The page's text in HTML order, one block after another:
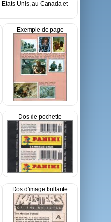
Etats-Unis, au Canada et
Exemple de page
Dos de pochette
Dos d'image brillante